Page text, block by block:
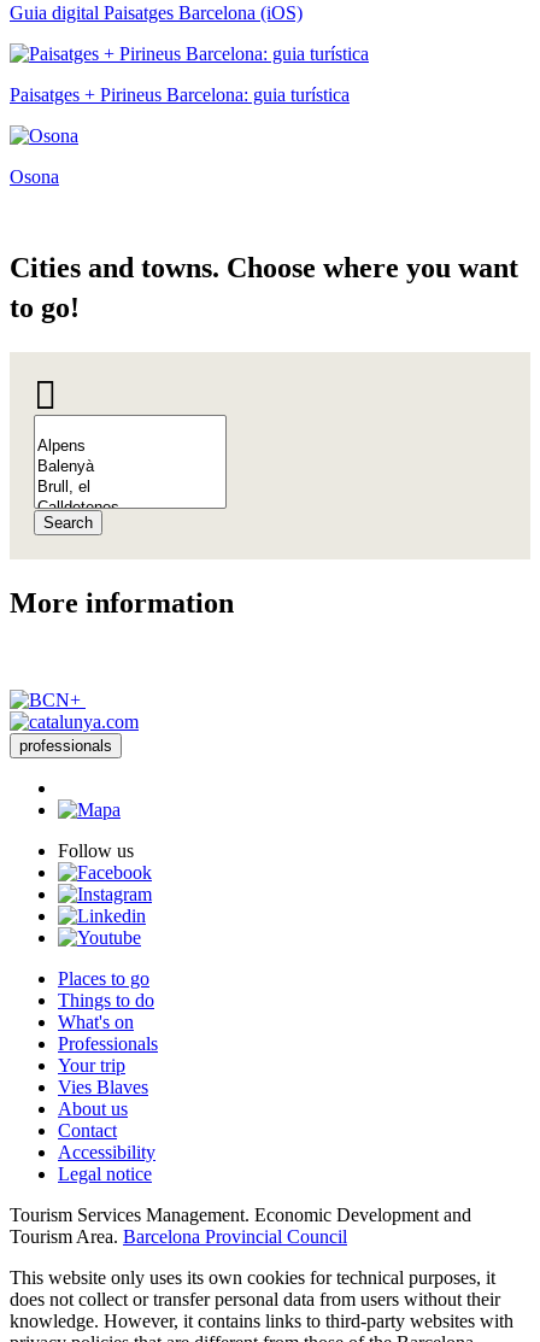
Guia digital Paisatges Barcelona (iOS)
Paisatges + Pirineus Barcelona: guia turística
Osona
Cities and towns. Choose where you want
to go!
Search
More information
professionals
Follow us
Places to go
Things to do
What's on
Professionals
Your trip
Vies Blaves
About us
Contact
Accessibility
Legal notice
Tourism Services Management. Economic Development and
Tourism Area. Barcelona Provincial Council
This website only uses its own cookies for technical purposes, it
does not collect or transfer personal data from users without their
knowledge. However, it contains links to third-party websites with